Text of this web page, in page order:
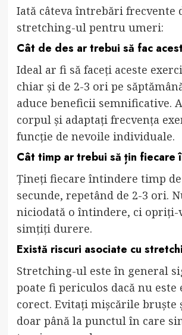
Iată câteva întrebări frecvente
stretching-ul pentru umeri:
Cât de des ar trebui să fac
Ideal ar fi să faceți aceste
chiar și de 2-3 ori pe
aduce beneficii semnificative.
corpul și adaptați frecvența
funcție de nevoile individuale.
Cât timp ar trebui să țin fiecare
Țineți fiecare întindere timp de
secunde, repetând de 2-3 ori.
niciodată o întindere, ci opriți-
simțiți durere.
Există riscuri asociate cu
Stretching-ul este în general
poate fi periculos dacă nu este
corect. Evitați mișcările bruște
doar până la punctul în care